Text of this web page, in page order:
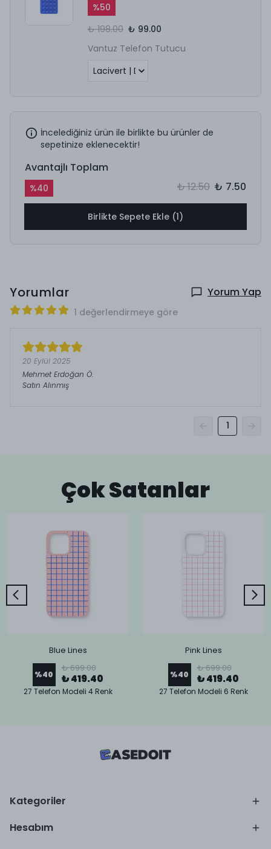
%50
₺ 198.00 ₺ 99.00
Vantuz Telefon Tutucu
İncelediğiniz ürün ile birlikte bu ürünler de
sepetinize eklenecektir!
Avantajlı Toplam
%40 ₺ 12.50 ₺ 7.50
Birlikte Sepete Ekle (1)
Yorumlar Yorum Yap
1 değerlendirmeye göre
20 Eylül 2025
Mehmet Erdoğan Ö.
Satın Alınmış
1
Çok Satanlar
Blue Lines
%40
₺ 699.00
₺ 419.40
27 Telefon Modeli 4 Renk
Pink Lines
%40
₺ 699.00
₺ 419.40
27 Telefon Modeli 6 Renk
Kategoriler
Hesabım